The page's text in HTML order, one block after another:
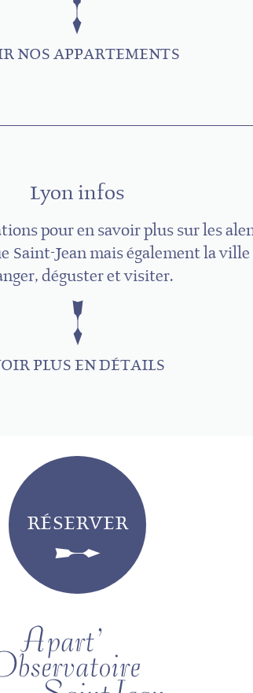
NOS APPARTEMENTS
Lyon infos
pour en savoir plus sur les
Saint-Jean mais également la
déguster et visiter.
PLUS EN DÉTAILS
RÉSERVER